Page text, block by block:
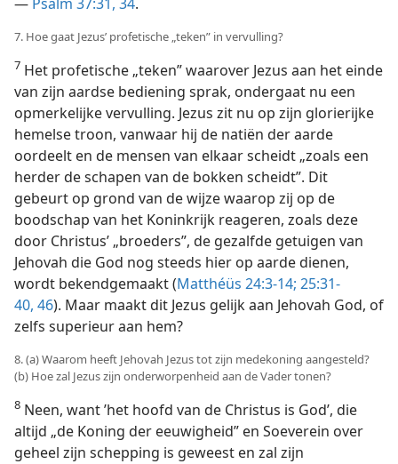
7. Hoe gaat Jezus’ profetische „teken” in vervulling?
7 Het profetische „teken” waarover Jezus aan het einde
van zijn aardse bediening sprak, ondergaat nu een
opmerkelijke vervulling. Jezus zit nu op zijn glorierijke
hemelse troon, vanwaar hij de natiën der aarde
oordeelt en de mensen van elkaar scheidt „zoals een
herder de schapen van de bokken scheidt”. Dit
gebeurt op grond van de wijze waarop zij op de
boodschap van het Koninkrijk reageren, zoals deze
door Christus’ „broeders”, de gezalfde getuigen van
Jehovah die God nog steeds hier op aarde dienen,
wordt bekendgemaakt (Matthéüs 24:3-14; 25:31-
40, 46). Maar maakt dit Jezus gelijk aan Jehovah God, of
zelfs superieur aan hem?
8. (a) Waarom heeft Jehovah Jezus tot zijn medekoning aangesteld?
(b) Hoe zal Jezus zijn onderworpenheid aan de Vader tonen?
8 Neen, want ’het hoofd van de Christus is God’, die
altijd „de Koning der eeuwigheid” en Soeverein over
geheel zijn schepping is geweest en zal zijn